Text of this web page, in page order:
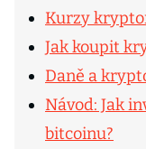
Kurzy
Jak koupit
Daně a
Návod: Jak
bitcoinu?